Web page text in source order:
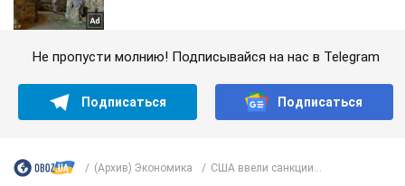
Не пропусти молнию! Подписывайся на нас в Telegram
Подписаться Подписаться
(Архив) Экономика США ввели санкции...